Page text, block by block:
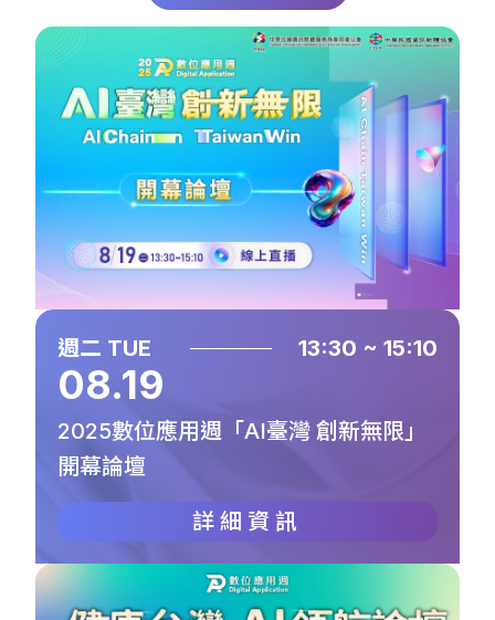
週二 TUE 13:30 ~ 15:10
08.19
2025數位應用週「AI臺灣 創新無限」
開幕論壇
詳細資訊